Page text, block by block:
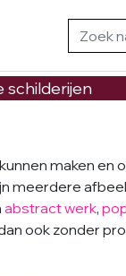
schilderijen
maken en
meerdere
abstract werk,
ook zonder